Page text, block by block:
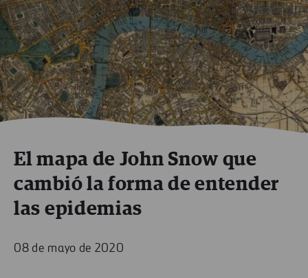
El mapa de John Snow que
cambió la forma de entender
las epidemias
08 de mayo de 2020